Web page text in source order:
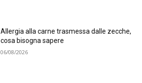
Allergia alla carne trasmessa dalle zecche,
cosa bisogna sapere
06/08/2026